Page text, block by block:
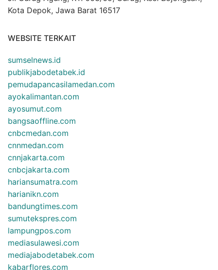
Kota Depok, Jawa Barat 16517
WEBSITE TERKAIT
sumselnews.id
publikjabodetabek.id
pemudapancasilamedan.com
ayokalimantan.com
ayosumut.com
bangsaoffline.com
cnbcmedan.com
cnnmedan.com
cnnjakarta.com
cnbcjakarta.com
hariansumatra.com
harianikn.com
bandungtimes.com
sumutekspres.com
lampungpos.com
mediasulawesi.com
mediajabodetabek.com
kabarflores.com